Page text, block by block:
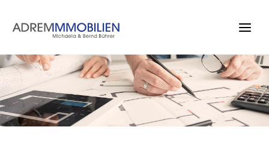
Inhalt